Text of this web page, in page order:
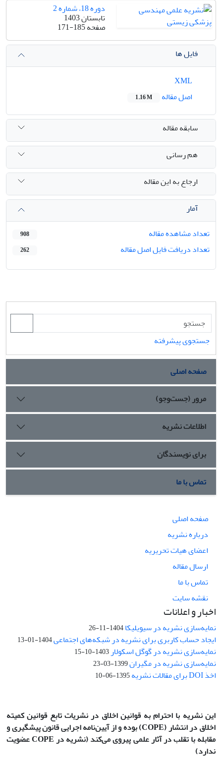
دوره 18، شماره 2
تابستان 1403
صفحه171-185
فایل ها
اصل مقاله
1.16 M
سابقه مقاله
هم رسانی
ارجاع به این مقاله
آمار
تعداد مشاهده مقاله
908
تعداد دریافت فایل اصل مقاله 262
جستجوی پیشرفته
صفحه اصلی
مرور (جست‌وجو)
اطلاعات نشریه
برای نویسندگان
تماس با ما
صفحه اصلی
درباره نشریه
اعضای هیات تحریریه
ارسال مقاله
تماس با ما
نقشه سایت
اخبار و اعلانات
نمایه‌سازی نشریه در سیویلیکا1404-11-26
ایجاد حساب کاربری برای نشریه در شبکه‌های اجتماعی1404-01-13
نمایه‌سازی نشریه در گوگل اسکولار 1403-10-15
نمایه‌سازی نشریه در مگیران1399-03-23
اخذ DOI برای مقالات نشریه 1395-06-10
این نشریه با احترام به قوانین اخلاق در نشریات تابع قوانین کمیته
اخلاق در انتشار(COPE)بوده و از آیین‌نامه اجرایی قانون پیشگیری و
مقابله با تقلب در آثار علمی پیروی می‌کند (نشریه در COPE عضویت
ندارد)